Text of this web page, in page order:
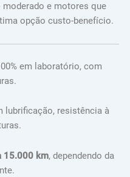
e motores que
opção custo-benefício.
em laboratório, com
lubrificação, resistência à
15.000 km, dependendo da